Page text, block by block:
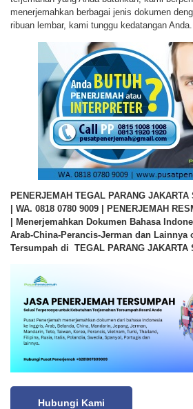
menerjemahkan berbagai jenis dokumen
ribuan lembar, kami tunggu kedatangan Anda.
PENERJEMAH TEGAL PARANG JAKARTA
| WA. 0818 0780 9009 | PENERJEMAH
| Menerjemahkan Dokumen Bahasa
Arab-China-Perancis-Jerman dan Lainnya
Tersumpah di TEGAL PARANG JAKARTA
Hubungi Kami